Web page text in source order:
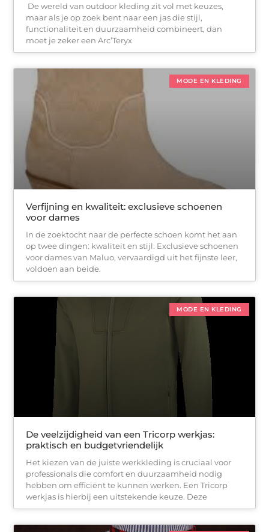
De wereld van outdoor kleding zit vol met keuzes,
maar als je op zoek bent naar een jas die stijl,
functionaliteit en duurzaamheid combineert, dan
moet je zeker een Arc’Teryx
MODE EN KLEDING
Verfijning en kwaliteit: exclusieve schoenen
voor dames
In de zoektocht naar de perfecte schoen komt het aan
op twee dingen: kwaliteit en stijl. Exclusieve schoenen
voor dames van Maluo, vervaardigd uit het fijnste leer,
voldoen aan beide.
MODE EN KLEDING
De veelzijdigheid van een Tricorp werkjas:
praktisch en budgetvriendelijk
Het kiezen van de juiste werkkleding is cruciaal voor
professionals die comfort en duurzaamheid nodig
hebben om efficiënt te kunnen werken. Een Tricorp
werkjas is hierbij een uitstekende keuze. Deze